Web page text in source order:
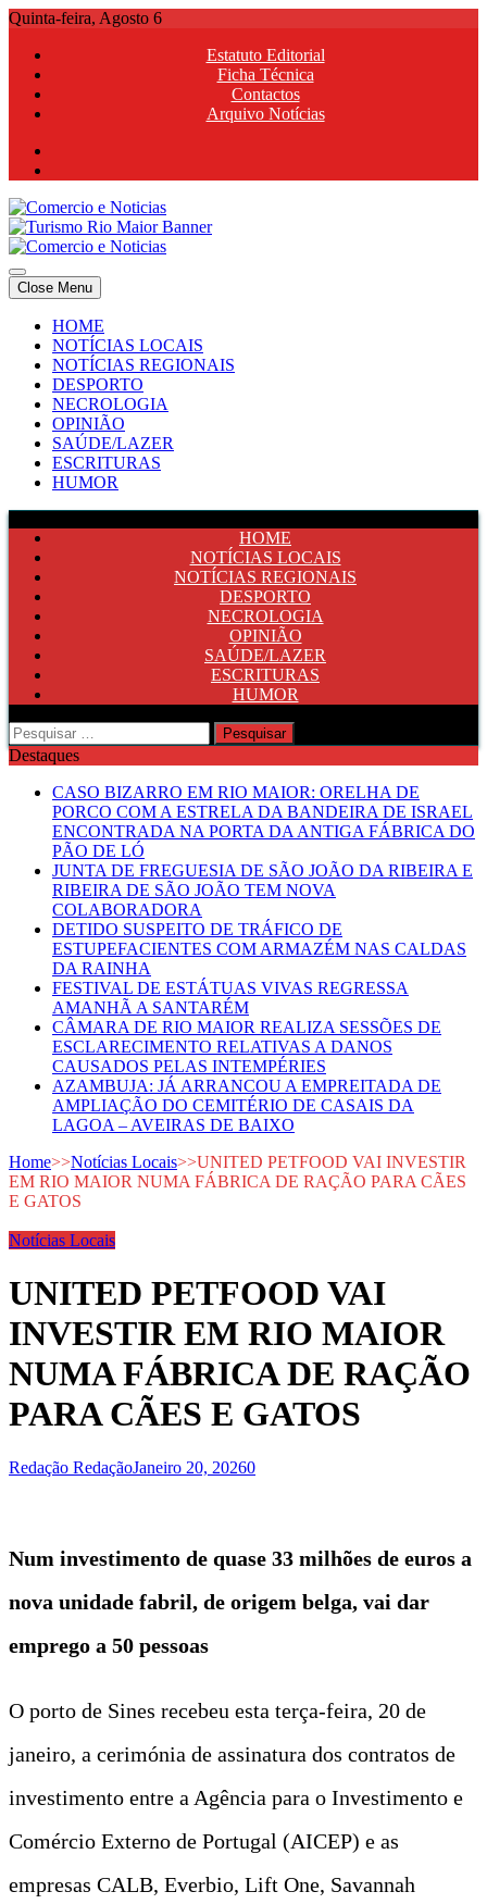
Skip
content
Quinta-feira, Agosto 6
Estatuto Editorial
Ficha Técnica
Contactos
Arquivo Notícias
Comercio e Noticias
Notícias e Publicidade Online
Comercio e Noticias
Notícias e Publicidade Online
Close Menu
HOME
NOTÍCIAS LOCAIS
NOTÍCIAS REGIONAIS
DESPORTO
NECROLOGIA
OPINIÃO
SAÚDE/LAZER
ESCRITURAS
HUMOR
HOME
NOTÍCIAS LOCAIS
NOTÍCIAS REGIONAIS
DESPORTO
NECROLOGIA
OPINIÃO
SAÚDE/LAZER
ESCRITURAS
HUMOR
Pesquisar
por:
Destaques
CASO BIZARRO EM RIO MAIOR: ORELHA DE
PORCO COM A ESTRELA DA BANDEIRA DE ISRAEL
ENCONTRADA NA PORTA DA ANTIGA FÁBRICA DO
PÃO DE LÓ
JUNTA DE FREGUESIA DE SÃO JOÃO DA RIBEIRA E
RIBEIRA DE SÃO JOÃO TEM NOVA
COLABORADORA
DETIDO SUSPEITO DE TRÁFICO DE
ESTUPEFACIENTES COM ARMAZÉM NAS CALDAS
DA RAINHA
FESTIVAL DE ESTÁTUAS VIVAS REGRESSA
AMANHÃ A SANTARÉM
CÂMARA DE RIO MAIOR REALIZA SESSÕES DE
ESCLARECIMENTO RELATIVAS A DANOS
CAUSADOS PELAS INTEMPÉRIES
AZAMBUJA: JÁ ARRANCOU A EMPREITADA DE
AMPLIAÇÃO DO CEMITÉRIO DE CASAIS DA
LAGOA – AVEIRAS DE BAIXO
Home>>Notícias Locais>>UNITED PETFOOD VAI INVESTIR
EM RIO MAIOR NUMA FÁBRICA DE RAÇÃO PARA CÃES
E GATOS
Notícias Locais
UNITED PETFOOD VAI
INVESTIR EM RIO MAIOR
NUMA FÁBRICA DE RAÇÃO
PARA CÃES E GATOS
Redação RedaçãoJaneiro 20, 20260
Num investimento de quase 33 milhões de euros a
nova unidade fabril, de origem belga, vai dar
emprego a 50 pessoas
O porto de Sines recebeu esta terça-feira, 20 de
janeiro, a cerimónia de assinatura dos contratos de
investimento entre a Agência para o Investimento e
Comércio Externo de Portugal (AICEP) e as
empresas CALB, Everbio, Lift One, Savannah